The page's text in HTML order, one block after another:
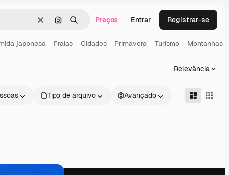
LimparPesquisar por imagem
BuscarPreços Entrar Registrar-se
japonesa Praias Cidades Primavera Turismo Montanhas
Relevância
Tipo de arquivo Avançado